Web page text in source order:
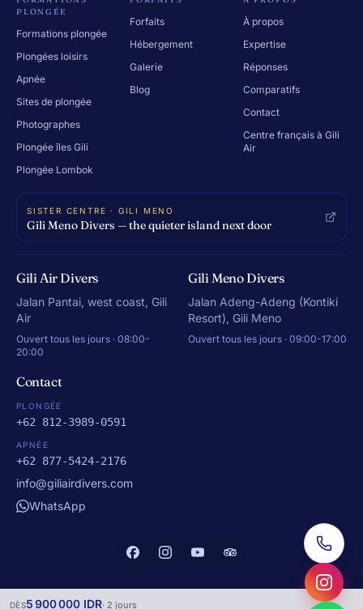
DÈS5 900 000 IDR· 2 jours
PLONGÉE
Formations plongée
Plongées loisirs
Apnée
Sites de plongée
Photographes
Plongée îles Gili
Plongée Lombok
Forfaits
Hébergement
Galerie
Blog
À propos
Expertise
Réponses
Comparatifs
Contact
Centre français à Gili
Air
SISTER CENTRE · GILI MENO
Gili Meno Divers — the quieter island next door
Gili Air Divers
Jalan Pantai, west coast, Gili
Air
Ouvert tous les jours · 08:00-
20:00
Gili Meno Divers
Jalan Adeng-Adeng (Kontiki
Resort), Gili Meno
Ouvert tous les jours · 09:00-17:00
Contact
PLONGÉE
+62 812-3989-0591
APNÉE
+62 877-5424-2176
info@giliairdivers.com
WhatsApp